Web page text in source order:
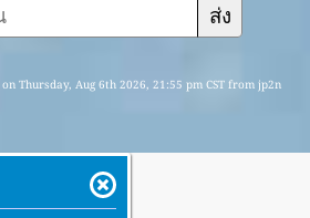
ส่ง
Thursday, Aug 6th 2026, 21:55 pm CST from jp2n